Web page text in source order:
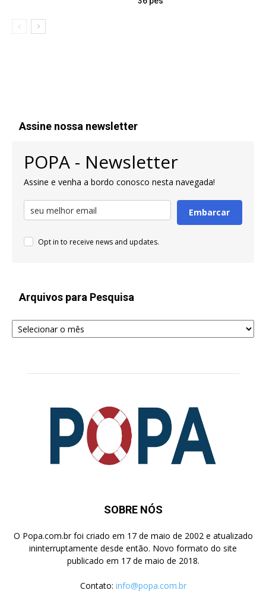
Assine nossa newsletter
POPA - Newsletter
Assine e venha a bordo conosco nesta navegada!
Embarcar
Opt in to receive news and updates.
Arquivos para Pesquisa
Arquivos
para
SOBRE NÓS
O Popa.com.br foi criado em 17 de maio de 2002 e atualizado
ininterruptamente desde então. Novo formato do site
publicado em 17 de maio de 2018.
Contato: info@popa.com.br